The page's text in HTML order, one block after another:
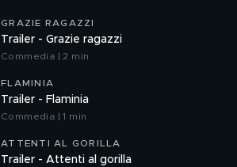
GRAZIE RAGAZZI
Trailer - Grazie ragazzi
Commedia | 2 min
FLAMINIA
Trailer - Flaminia
Commedia | 1 min
ATTENTI AL GORILLA
Trailer - Attenti al gorilla